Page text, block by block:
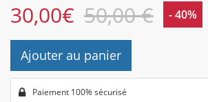
30,00€ 50,00 € - 40%
Ajouter au panier
Paiement 100% sécurisé